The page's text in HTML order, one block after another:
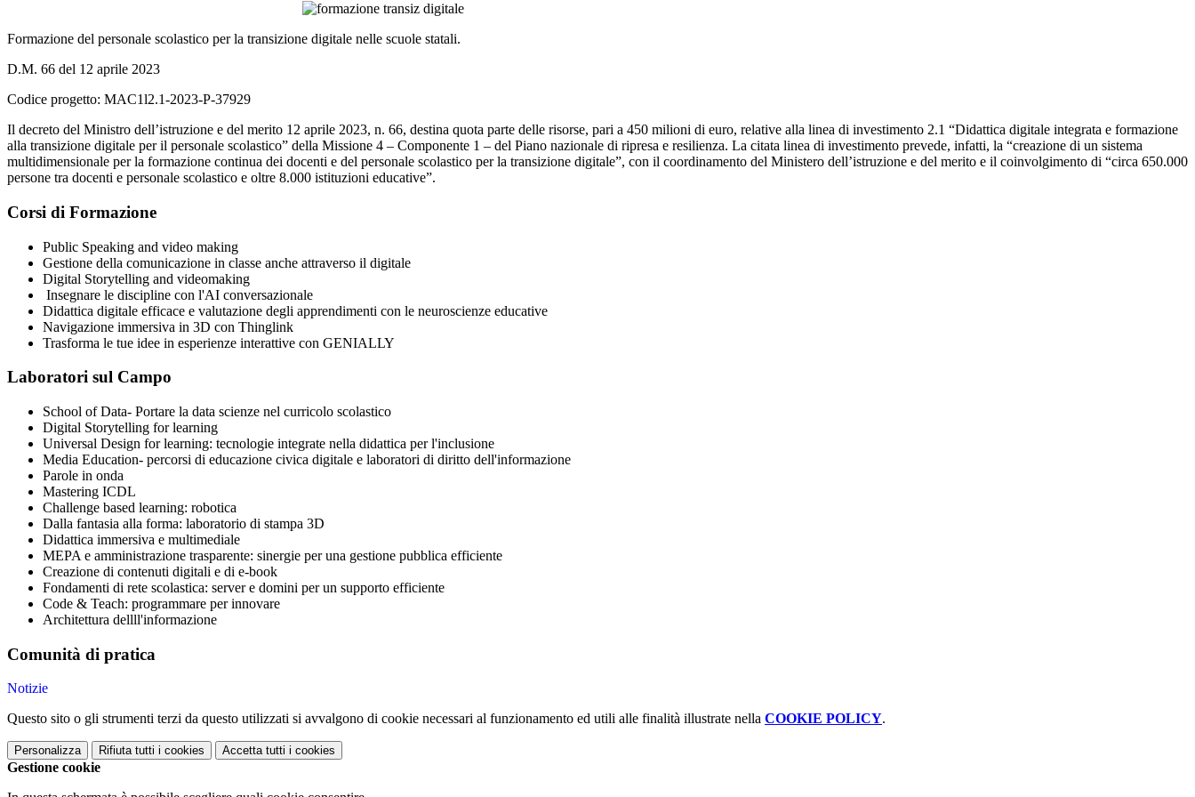
Formazione del personale scolastico per la transizione digitale nelle scuole statali.
D.M. 66 del 12 aprile 2023
Codice progetto: MAC1l2.1-2023-P-37929
Il decreto del Ministro dell’istruzione e del merito 12 aprile 2023, n. 66, destina quota parte delle risorse, pari a 450 milioni di euro, relative alla linea di investimento 2.1 “Didattica digitale integrata e formazione
alla transizione digitale per il personale scolastico” della Missione 4 – Componente 1 – del Piano nazionale di ripresa e resilienza. La citata linea di investimento prevede, infatti, la “creazione di un sistema
multidimensionale per la formazione continua dei docenti e del personale scolastico per la transizione digitale”, con il coordinamento del Ministero dell’istruzione e del merito e il coinvolgimento di “circa 650.000
persone tra docenti e personale scolastico e oltre 8.000 istituzioni educative”.
Corsi di Formazione
Public Speaking and video making
Gestione della comunicazione in classe anche attraverso il digitale
Digital Storytelling and videomaking
Insegnare le discipline con l'AI conversazionale
Didattica digitale efficace e valutazione degli apprendimenti con le neuroscienze educative
Navigazione immersiva in 3D con Thinglink
Trasforma le tue idee in esperienze interattive con GENIALLY
Laboratori sul Campo
School of Data- Portare la data scienze nel curricolo scolastico
Digital Storytelling for learning
Universal Design for learning: tecnologie integrate nella didattica per l'inclusione
Media Education- percorsi di educazione civica digitale e laboratori di diritto dell'informazione
Parole in onda
Mastering ICDL
Challenge based learning: robotica
Dalla fantasia alla forma: laboratorio di stampa 3D
Didattica immersiva e multimediale
MEPA e amministrazione trasparente: sinergie per una gestione pubblica efficiente
Creazione di contenuti digitali e di e-book
Fondamenti di rete scolastica: server e domini per un supporto efficiente
Code & Teach: programmare per innovare
Architettura dellll'informazione
Comunità di pratica
Notizie
Questo sito o gli strumenti terzi da questo utilizzati si avvalgono di cookie necessari al funzionamento ed utili alle finalità illustrate nella COOKIE POLICY.
Personalizza Rifiuta tutti i cookies Accetta tutti i cookies
Gestione cookie